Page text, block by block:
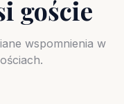
goście
wspomnienia w